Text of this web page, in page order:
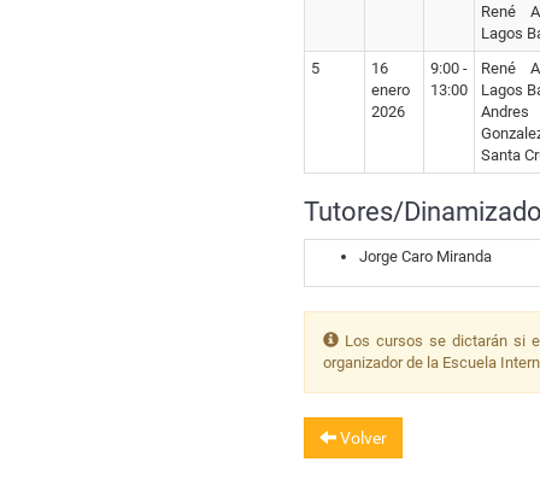
René
Lagos
5
16
enero
2026
9:00 -
13:00
René
Lagos
Andres
Santa
Tutores/
Jorge Caro Miranda
Los cursos se dictarán si
organizador de la Escuela
Volver